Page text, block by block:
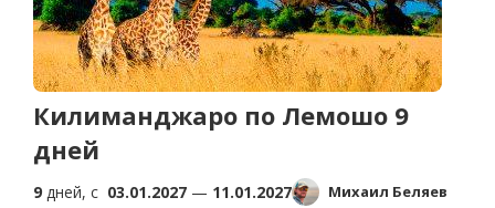
Килиманджаро по Лемошо 9
дней
9 дней, c 03.01.2027 — 11.01.2027 Михаил Беляев